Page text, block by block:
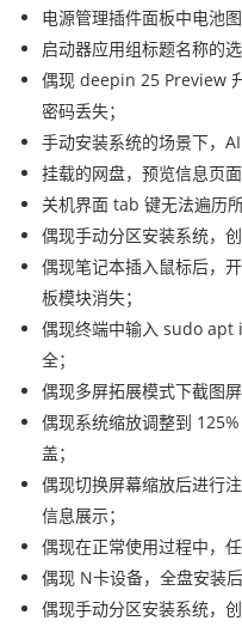
电源管理插件面板中电池图
启动器应用组标题名称的选
偶现 deepin 25 Preview
密码丢失；
手动安装系统的场景下，
挂载的网盘，预览信息页面
关机界面 tab 键无法遍历
偶现手动分区安装系统，
偶现笔记本插入鼠标后，
板模块消失；
偶现终端中输入 sudo apt
全；
偶现多屏拓展模式下截图
偶现系统缩放调整到
盖；
偶现切换屏幕缩放后进行
信息展示；
偶现在正常使用过程中，
偶现 N卡设备，全盘安装
偶现手动分区安装系统，